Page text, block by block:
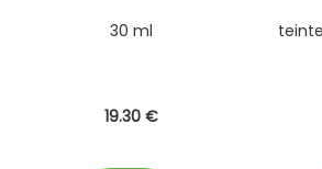
30 ml
19.30 €